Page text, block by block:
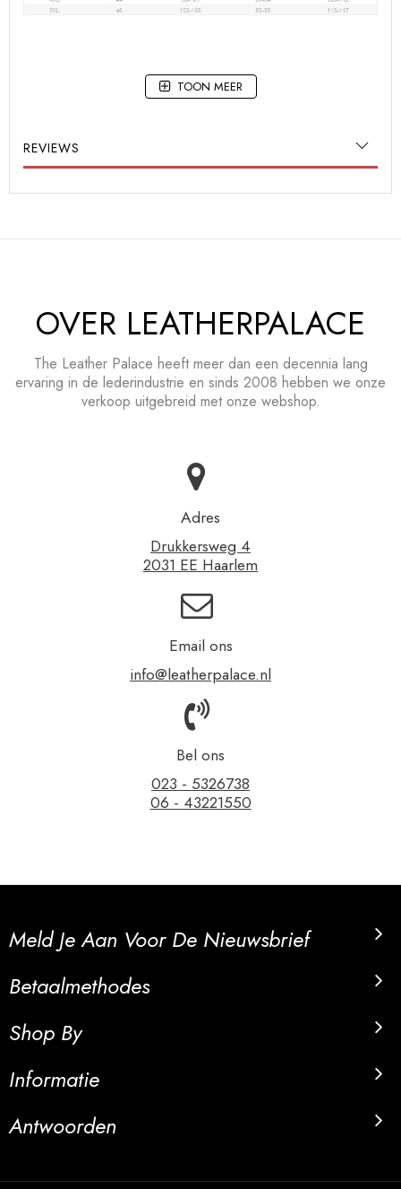
TOON MEER
REVIEWS
OVER LEATHERPALACE
The Leather Palace heeft meer dan een decennia lang
ervaring in de lederindustrie en sinds 2008 hebben we onze
verkoop uitgebreid met onze webshop.
Adres
Drukkersweg 4
2031 EE Haarlem
Email ons
info@leatherpalace.nl
Bel ons
023 - 5326738
06 - 43221550
Meld Je Aan Voor De Nieuwsbrief
Betaalmethodes
Shop By
Informatie
Antwoorden